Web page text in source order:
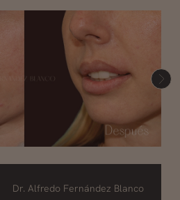
Dr. Alfredo Fernández Blanco